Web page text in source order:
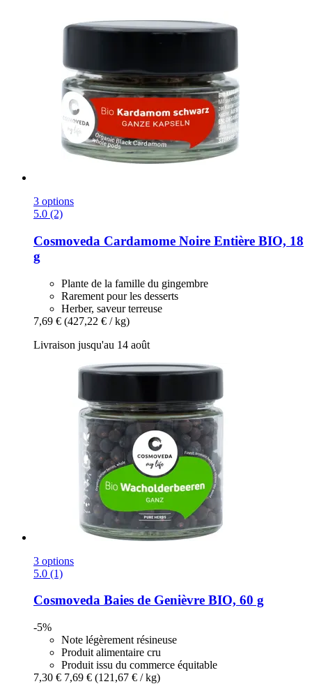
3 options
5.0 (2)
Cosmoveda Cardamome Noire Entière BIO, 18
g
Plante de la famille du gingembre
Rarement pour les desserts
Herber, saveur terreuse
7,69 € (427,22 € / kg)
Livraison jusqu'au 14 août
3 options
5.0 (1)
Cosmoveda Baies de Genièvre BIO, 60 g
-5%
Note légèrement résineuse
Produit alimentaire cru
Produit issu du commerce équitable
7,30 € 7,69 € (121,67 € / kg)